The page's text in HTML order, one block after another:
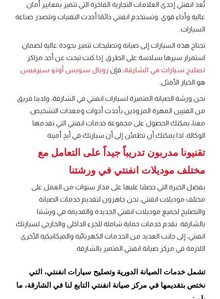
تُعد انفنتي إحدى العلامات التجارية الفاخرة التي تتميز بمعايير أمان
عالية وأداء قوي. وتستخدم انفنتي دائمًا أحدث التقنيات وتتصدر صناعة
السيارات.
تحتاج هذه السيارات إلى صيانة وتصليحات تتميز بجودة عالية لضمان
استمرار سيرها بسلاسة على الطرق. إذا كنت تبحث عن أحد مراكز
تصليح سيارات في الشارقة، فإن رويال سويس أوتو سيرفيس
هو الخيار الأمثل.
نحن ورشة الصيانة المتميزة لسيارات انفنتي في الشارقة، ولدينا فريق
من الفنيين المهرة المزودين بأحدث أدوات ومعدات التشخيص.
معنا، يمكنك الحصول على مجموعة خدمات انفنتي التي تقدمها
الوكالة، لذا يمكنك أن تطمئن إلى أن سيارتك في أيدٍ أمينة
تقنيونا مدربون تدريباً جيداً على التعامل مع
مختلف موديلات انفنتي في ورشتنا
بفضل الخبرة التي حصلنا عليها على مدار سنوات من العمل على
مختلف موديلات انفنتي، نحن جاهزون لتقديم خدمات الصيانة
والتصليح لجميع موديلات انفنتي الجديدة والقديمة في ورشتنا
بالشارقة. نقدم خدمات حماية شاملة للجزء الداخلي والخارجي لسيارتك
انفنتي، إلى جانب العديد من الخدمات الكهربائية والميكانيكية الأخرى
اللازمة في مركز صيانة انفنتي المتميز بالشارقة.
تشمل خدمات الصيانة الدورية وتصليح سيارات انفنتي، التي
نختص بتقديمها في مركز صيانة انفنتي التابع لنا في الشارقة، ما